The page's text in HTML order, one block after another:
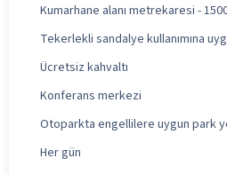
Kumarhane alanı metrekaresi -
Tekerlekli sandalye kullanımına
Ücretsiz kahvaltı
Konferans merkezi
Otoparkta engellilere uygun park
Her gün